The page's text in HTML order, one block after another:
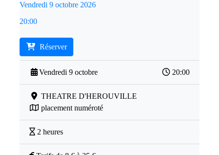
Vendredi 9 octobre 2026
20:00
Réserver
Vendredi 9 octobre 20:00
THEATRE D'HEROUVILLE
placement numéroté
2 heures